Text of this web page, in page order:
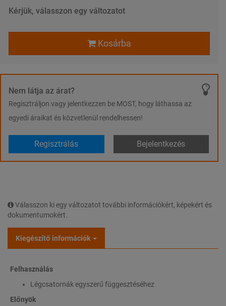
Kérjük, válasszon egy változatot
Kosárba
Nem látja az árat?
Regisztráljon vagy jelentkezzen be MOST, hogy láthassa az
egyedi áraikat és közvetlenül rendelhessen!
Regisztrálás Bejelentkezés
Válasszon ki egy változatot további információkért, képekért és
dokumentumokért.
Kiegészítő információk
Felhasználás
Légcsatornák egyszerű függesztéséhez
Előnyök